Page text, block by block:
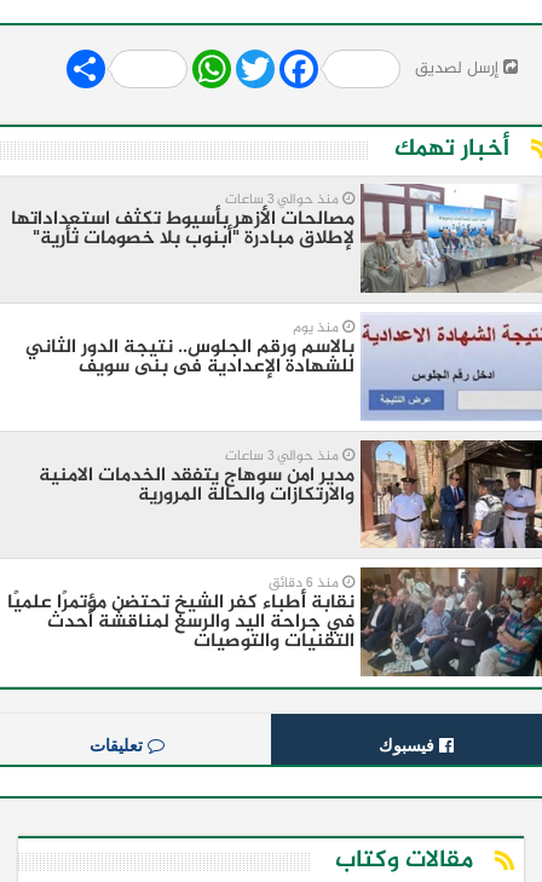
إرسل لصديق Share WhatsApp
Twitter Facebook
أخبار تهمك
منذ حوالي 3 ساعات
مصالحات الأزهر بأسيوط تكثف استعداداتها
لإطلاق مبادرة "أبنوب بلا خصومات ثأرية"
منذ يوم
بالاسم ورقم الجلوس.. نتيجة الدور الثاني
للشهادة الإعدادية فى بنى سويف
منذ حوالي 3 ساعات
مدير امن سوهاج يتفقد الخدمات الامنية
والارتكازات والحالة المرورية
منذ 6 دقائق
نقابة أطباء كفر الشيخ تحتضن مؤتمرًا علميًا
في جراحة اليد والرسغ لمناقشة أحدث
التقنيات والتوصيات
فيسبوك تعليقات
مقالات وكتاب